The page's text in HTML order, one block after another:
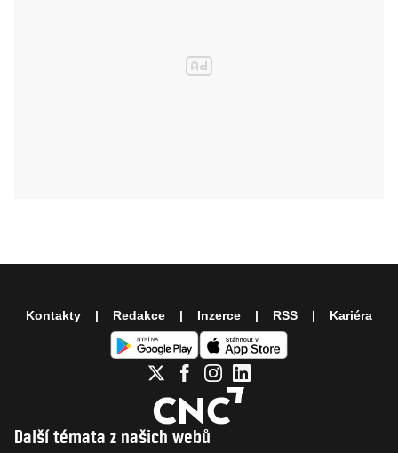
Další témata z našich webů
Kontakty Redakce Inzerce RSS Kariéra